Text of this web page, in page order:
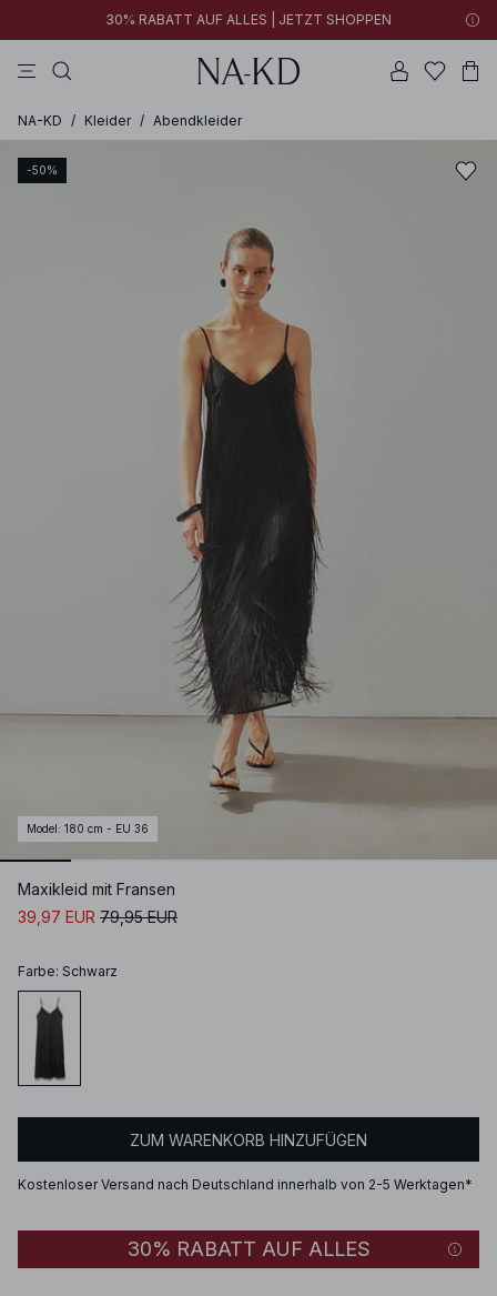
30% RABATT AUF ALLES | JETZT SHOPPEN
NA-KD / Kleider / Abendkleider
-50%
Model : 180 cm - EU 36
Maxikleid mit Fransen
39,97 EUR 79,95 EUR
Farbe: Schwarz
ZUM WARENKORB HINZUFÜGEN
Kostenloser Versand nach Deutschland innerhalb von 2-5 Werktagen*
30% RABATT AUF ALLES